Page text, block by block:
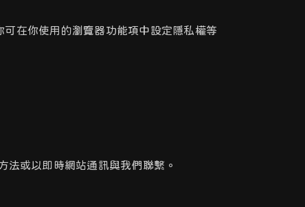
在你使用的瀏覽器功能項中設定隱私權等
法或以即時網站通訊與我們聯繫。